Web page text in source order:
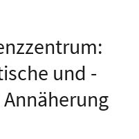
und -